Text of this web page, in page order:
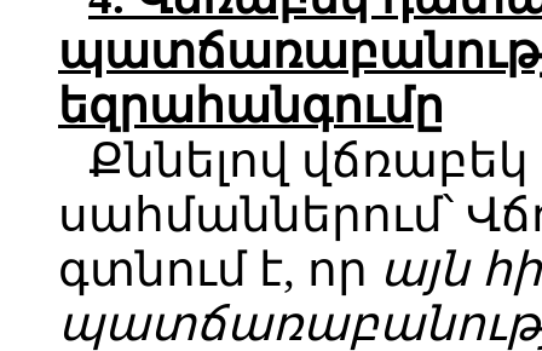
եզրահանգումը
Քննելով
սահմաններում՝
գտնում է, որ այն